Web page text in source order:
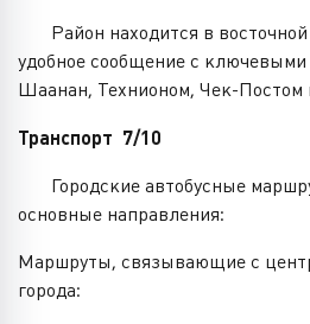
Район находится в восточной
удобное сообщение с
Шаанан, Технионом, Чек-Постом
Транспорт 7/10
Городские автобусные
основные направления:
Маршруты, связывающие с
города: